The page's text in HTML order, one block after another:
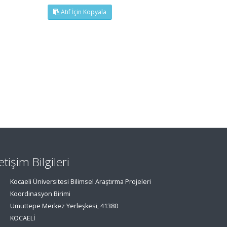
Atıf İçin Kopyala
Bilgileri
Kocaeli Üniversitesi Bilimsel Araştırma Projeleri
Koordinasyon Birimi
Umuttepe Merkez Yerleşkesi, 41380
KOCAELİ